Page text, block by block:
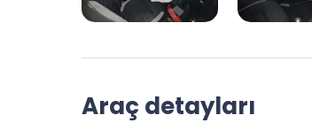
Araç detayları